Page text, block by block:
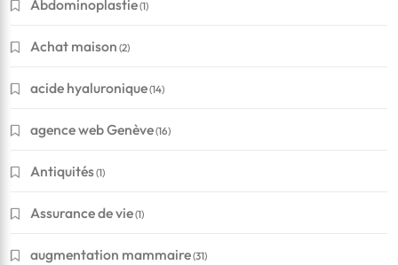
Abdominoplastie(1)
Achat maison (2)
acide hyaluronique(14)
agence web Genève(16)
Antiquités(1)
Assurance de vie(1)
augmentation mammaire(31)